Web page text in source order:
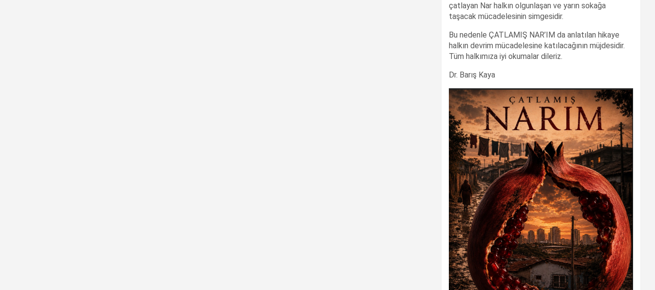
çatlayan Nar halkın olgunlaşan ve yarın sokağa
taşacak mücadelesinin simgesidir.
Bu nedenle ÇATLAMIŞ NAR’IM da anlatılan hikaye
halkın devrim mücadelesine katılacağının müjdesidir.
Tüm halkımıza iyi okumalar dileriz.
Dr. Barış Kaya